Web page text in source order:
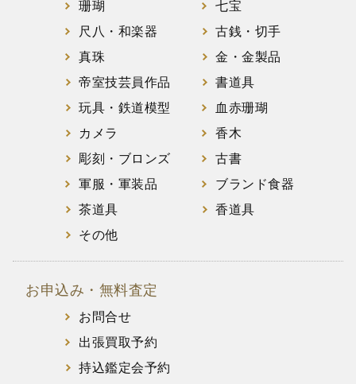
珊瑚
七宝
尺八・和楽器
古銭・切手
真珠
金・金製品
帝室技芸員作品
書道具
玩具・鉄道模型
血赤珊瑚
カメラ
香木
彫刻・ブロンズ
古書
軍服・軍装品
ブランド食器
茶道具
香道具
その他
お申込み・無料査定
お問合せ
出張買取予約
持込鑑定会予約